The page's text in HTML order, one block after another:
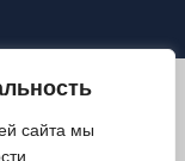
сайта мы
РАЙОНА